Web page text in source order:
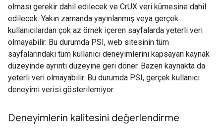
olması gerekir dahil edilecek ve CrUX veri kümesine dahil
edilecek. Yakın zamanda yayınlanmış veya gerçek
kullanıcılardan çok az örnek içeren sayfalarda yeterli veri
olmayabilir. Bu durumda PSI, web sitesinin tüm
sayfalarındaki tüm kullanıcı deneyimlerini kapsayan kaynak
düzeyinde ayrıntı düzeyine geri döner. Bazen kaynakta da
yeterli veri olmayabilir. Bu durumda PSI, gerçek kullanıcı
deneyimi verisi gösterilemiyor.
Deneyimlerin kalitesini değerlendirme